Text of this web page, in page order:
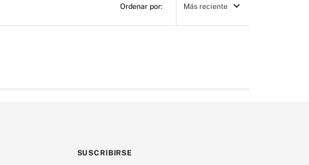
Más reciente
SUSCRIBIRSE